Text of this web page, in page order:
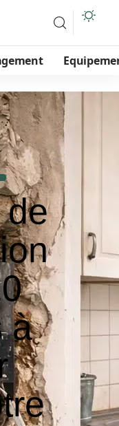
de
à